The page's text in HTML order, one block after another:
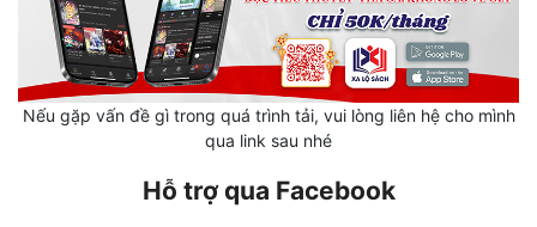
Ngôn Tình
Nữ Cường
Phong Thủy - Tâm Linh
Nếu gặp vấn đề gì trong quá trình tải, vui lòng liên hệ cho mình
qua link sau nhé
Hỗ trợ qua Facebook